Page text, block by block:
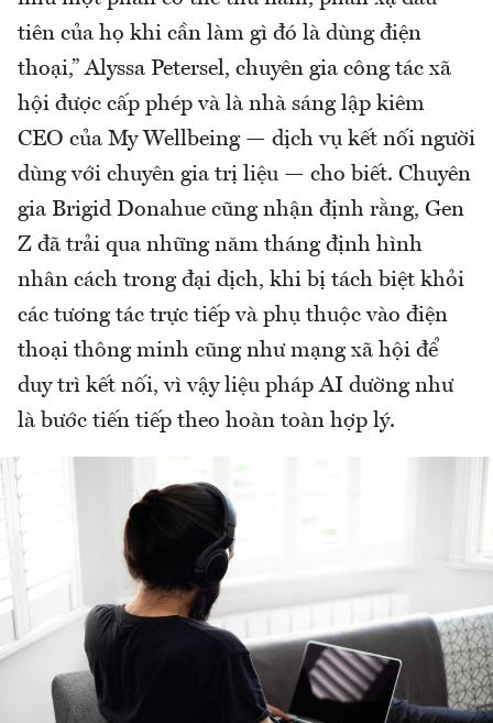
tiên của họ khi cần làm gì đó là dùng điện
thoại,” Alyssa Petersel, chuyên gia công tác xã
hội được cấp phép và là nhà sáng lập kiêm
CEO của My Wellbeing — dịch vụ kết nối người
dùng với chuyên gia trị liệu — cho biết. Chuyên
gia Brigid Donahue cũng nhận định rằng, Gen
Z đã trải qua những năm tháng định hình
nhân cách trong đại dịch, khi bị tách biệt khỏi
các tương tác trực tiếp và phụ thuộc vào điện
thoại thông minh cũng như mạng xã hội để
duy trì kết nối, vì vậy liệu pháp AI dường như
là bước tiến tiếp theo hoàn toàn hợp lý.